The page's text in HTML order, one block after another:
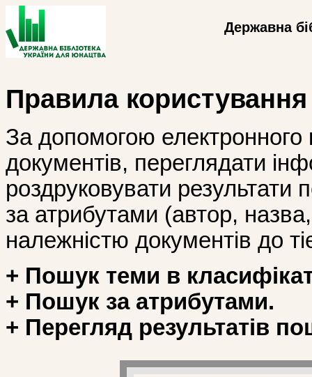
Державна
Правила
За допомогою
документів, переглядати
роздруковувати
за атрибутами (автор, назва,
належністю документів до
+ Пошук теми в
+ Пошук за атрибутами.
+ Перегляд результатів